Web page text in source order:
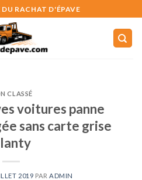
DU RACHAT D'ÉPAVE
CLASSÉ
voitures panne
sans carte grise
2019 PAR ADMIN